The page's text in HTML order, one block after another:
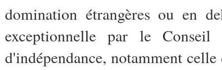
domination étrangères ou en
exceptionnelle par le Conseil
d'indépendance, notamment